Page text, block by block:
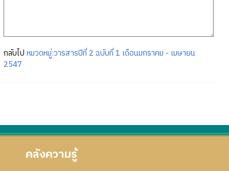
กลับไป หมวดหมู่:วารสารปีที่ 2 ฉบับที่ 1 เดือนมกราคม - เมษายน
2547
คลังความรู้